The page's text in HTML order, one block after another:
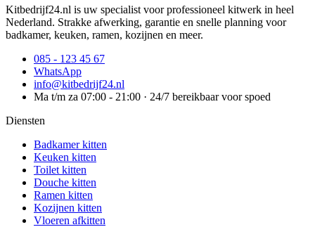
Kitbedrijf24.nl is uw specialist voor professioneel kitwerk in heel
Nederland. Strakke afwerking, garantie en snelle planning voor
badkamer, keuken, ramen, kozijnen en meer.
085 - 123 45 67
WhatsApp
info@kitbedrijf24.nl
Ma t/m za 07:00 - 21:00 · 24/7 bereikbaar voor spoed
Diensten
Badkamer kitten
Keuken kitten
Toilet kitten
Douche kitten
Ramen kitten
Kozijnen kitten
Vloeren afkitten